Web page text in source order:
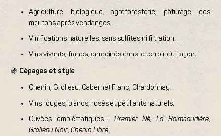
Agriculture biologique, agroforesterie, pâturage des
moutons après vendanges.
Vinifications naturelles, sans sulfites ni filtration.
Vins vivants, francs, enracinés dans le terroir du Layon.
🍇 Cépages et style
Chenin, Grolleau, Cabernet Franc, Chardonnay.
Vins rouges, blancs, rosés et pétillants naturels.
Cuvées emblématiques : Premier Né,La Raimbaudière,
Grolleau Noir,Chenin Libre.